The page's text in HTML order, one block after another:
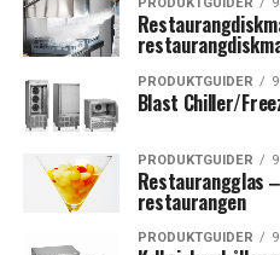
PRODUKTGUIDER
PRODUKTGUIDER
Blast Chiller/
PRODUKTGUIDER
Restaurangglas
restaurangen
PRODUKTGUIDER